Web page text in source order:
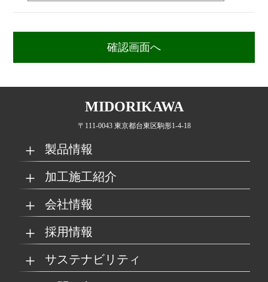
MIDORIKAWA
〒111-0043 東京都台東区駒形1-4-18
製品情報
MKブランド製品 新商品紹介
取扱製品情報
加工施工紹介
グループの総合力 乗り物
工場
会社情報
会社概要 経営理念
採用情報
マイナビ採用ページ
サステナビリティ